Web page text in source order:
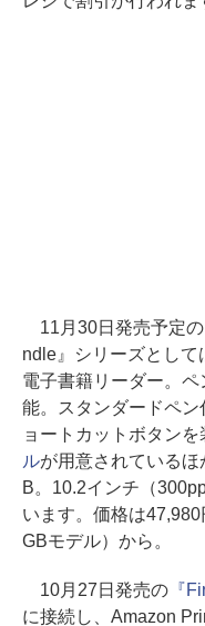
11月30日発売予定の
ndle』シリーズとして
電子書籍リーダー。
能。スタンダードペ
ョートカットボタンを
ルが用意されている
B。10.2インチ（
います。価格は
GBモデル）から。
10月27日発売の『
に接続し、Amazon